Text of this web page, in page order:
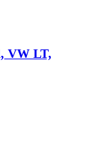
VW LT,